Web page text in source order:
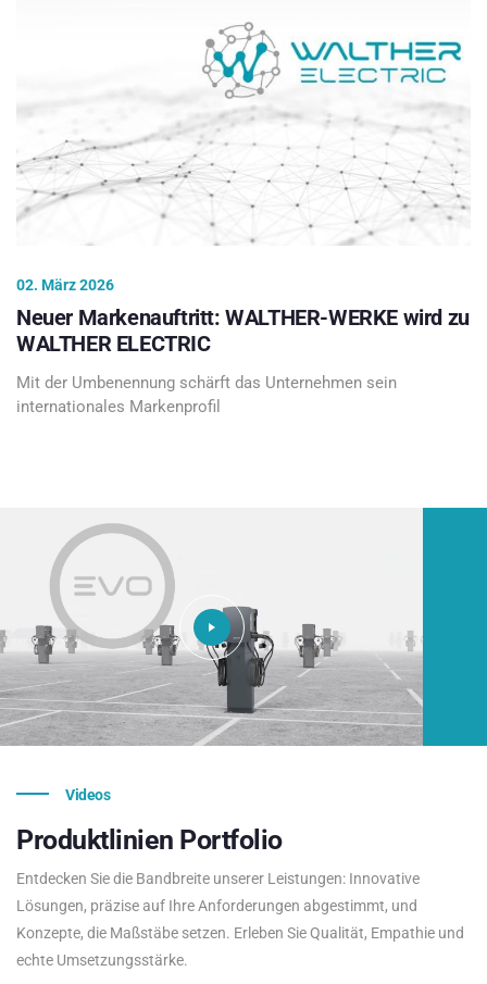
02. März 2026
Neuer Markenauftritt: WALTHER-WERKE wird zu
WALTHER ELECTRIC
Mit der Umbenennung schärft das Unternehmen sein
internationales Markenprofil
Videos
Produktlinien Portfolio
Entdecken Sie die Bandbreite unserer Leistungen: Innovative
Lösungen, präzise auf Ihre Anforderungen abgestimmt, und
Konzepte, die Maßstäbe setzen. Erleben Sie Qualität, Empathie und
echte Umsetzungsstärke.